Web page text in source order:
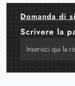
Domanda di
Scrivere la